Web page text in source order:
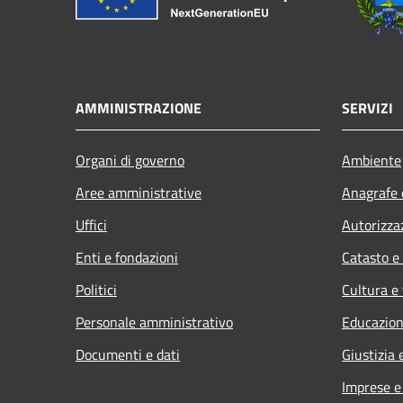
AMMINISTRAZIONE
Organi di governo
Aree amministrative
Uffici
Enti e fondazioni
Politici
Personale amministrativo
Documenti e dati
SERVIZI
Ambiente
Catasto
Cultura
Giustizia
Imprese